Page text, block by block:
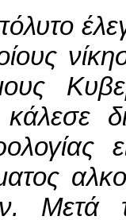
Μετά